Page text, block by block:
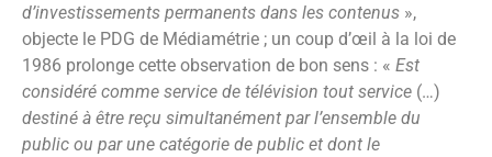
d’investissements permanents dans les contenus »,
objecte le PDG de Médiamétrie ; un coup d’œil à la loi de
1986 prolonge cette observation de bon sens : « Est
considéré comme service de télévision tout service (…)
destiné à être reçu simultanément par l’ensemble du
public ou par une catégorie de public et dont le